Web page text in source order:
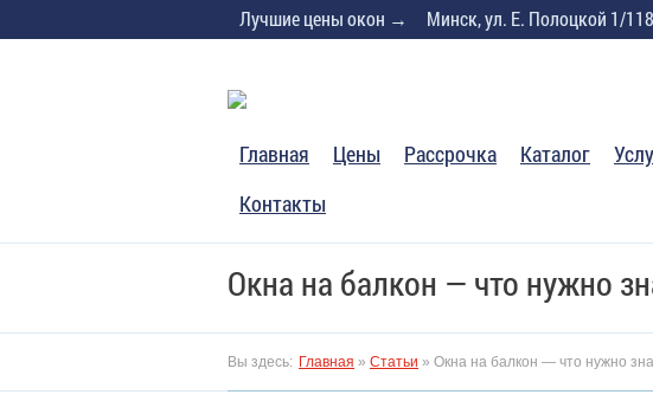
Лучшие цены окон → Минск, ул. Е. Полоцкой 1/
Главная Цены Расcрочка Каталог
Контакты
Окна на балкон — что нужно
Вы здесь: Главная » Статьи » Окна на балкон — что нужно